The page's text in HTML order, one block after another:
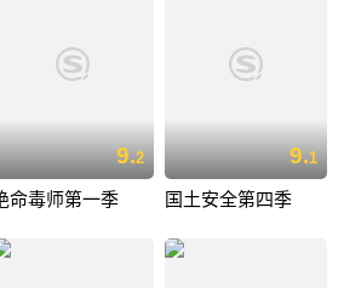
9.2
命毒师第一季
9.1
国土安全第四季